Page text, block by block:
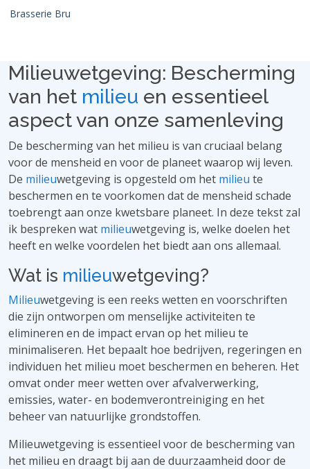
Brasserie Bru
Milieuwetgeving: Bescherming
van het milieu en essentieel
aspect van onze samenleving
De bescherming van het milieu is van cruciaal belang
voor de mensheid en voor de planeet waarop wij leven.
De milieuwetgeving is opgesteld om het milieu te
beschermen en te voorkomen dat de mensheid schade
toebrengt aan onze kwetsbare planeet. In deze tekst zal
ik bespreken wat milieuwetgeving is, welke doelen het
heeft en welke voordelen het biedt aan ons allemaal.
Wat is milieuwetgeving?
Milieuwetgeving is een reeks wetten en voorschriften
die zijn ontworpen om menselijke activiteiten te
elimineren en de impact ervan op het milieu te
minimaliseren. Het bepaalt hoe bedrijven, regeringen en
individuen het milieu moet beschermen en beheren. Het
omvat onder meer wetten over afvalverwerking,
emissies, water- en bodemverontreiniging en het
beheer van natuurlijke grondstoffen.
Milieuwetgeving is essentieel voor de bescherming van
het milieu en draagt ​​bij aan de duurzaamheid door de